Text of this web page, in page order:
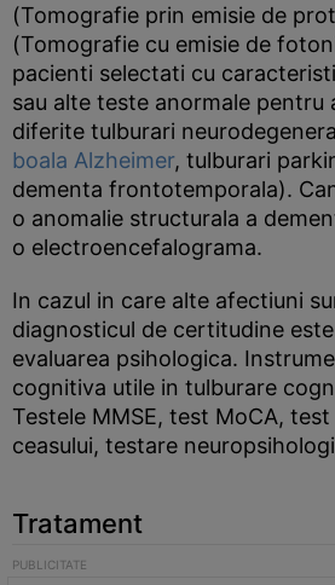
(Tomografie prin emisie de
(Tomografie cu emisie de
pacienti selectati cu
sau alte teste anormale pentru
diferite tulburari
boala Alzheimer, tulburari
dementa frontotemporala).
o anomalie structurala a
o electroencefalograma.
In cazul in care alte afectiuni
diagnosticul de certitudine
evaluarea psihologica.
cognitiva utile in tulburare
Testele MMSE, test MoCA, test
ceasului, testare
Tratament